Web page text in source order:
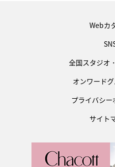
Webカ
全国スタジオ
オンワード
プライバシー
サイト